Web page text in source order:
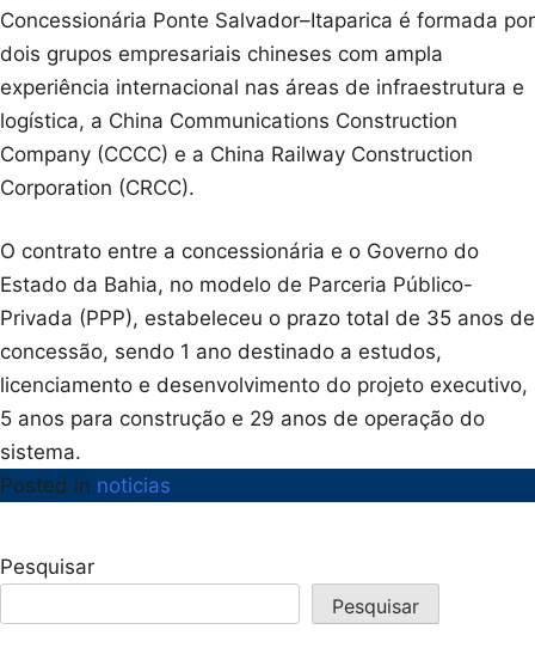
Concessionária Ponte Salvador–Itaparica é formada por
dois grupos empresariais chineses com ampla
experiência internacional nas áreas de infraestrutura e
logística, a China Communications Construction
Company (CCCC) e a China Railway Construction
Corporation (CRCC).
O contrato entre a concessionária e o Governo do
Estado da Bahia, no modelo de Parceria Público-
Privada (PPP), estabeleceu o prazo total de 35 anos de
concessão, sendo 1 ano destinado a estudos,
licenciamento e desenvolvimento do projeto executivo,
5 anos para construção e 29 anos de operação do
sistema.
Posted in noticias
Pesquisar
Pesquisar